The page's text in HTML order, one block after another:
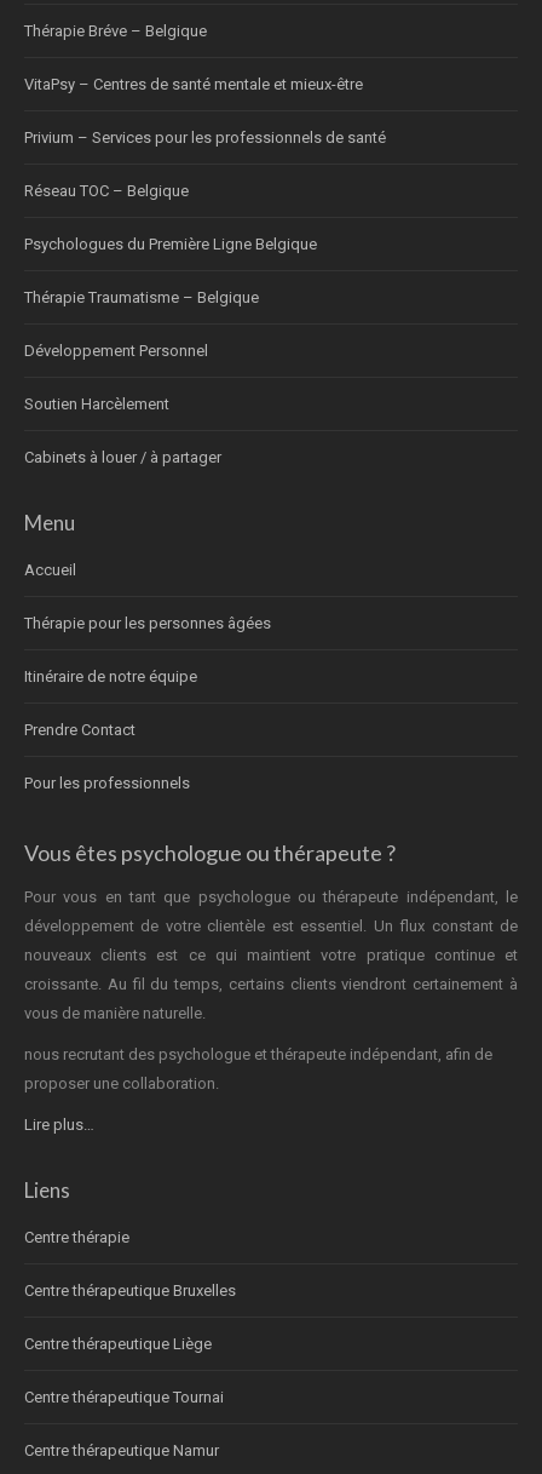
Thérapie Bréve – Belgique
VitaPsy – Centres de santé mentale et mieux-être
Privium – Services pour les professionnels de santé
Réseau TOC – Belgique
Psychologues du Première Ligne Belgique
Thérapie Traumatisme – Belgique
Développement Personnel
Soutien Harcèlement
Cabinets à louer / à partager
Menu
Accueil
Thérapie pour les personnes âgées
Itinéraire de notre équipe
Prendre Contact
Pour les professionnels
Vous êtes psychologue ou thérapeute ?
Pour vous en tant que psychologue ou thérapeute indépendant, le
développement de votre clientèle est essentiel. Un flux constant de
nouveaux clients est ce qui maintient votre pratique continue et
croissante. Au fil du temps, certains clients viendront certainement à
vous de manière naturelle.
nous recrutant des psychologue et thérapeute indépendant, afin de
proposer une collaboration.
Lire plus…
Liens
Centre thérapie
Centre thérapeutique Bruxelles
Centre thérapeutique Liège
Centre thérapeutique Tournai
Centre thérapeutique Namur